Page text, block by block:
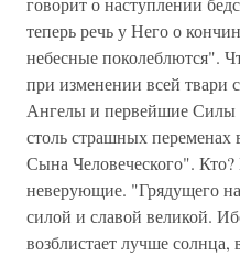
теперь речь у Него о
небесные поколеблются".
при изменении всей твари
Ангелы и первейшие Силы
столь страшных переменах
Сына Человеческого".
неверующие. "Грядущего
силой и славой великой.
возблистает лучше солнца,